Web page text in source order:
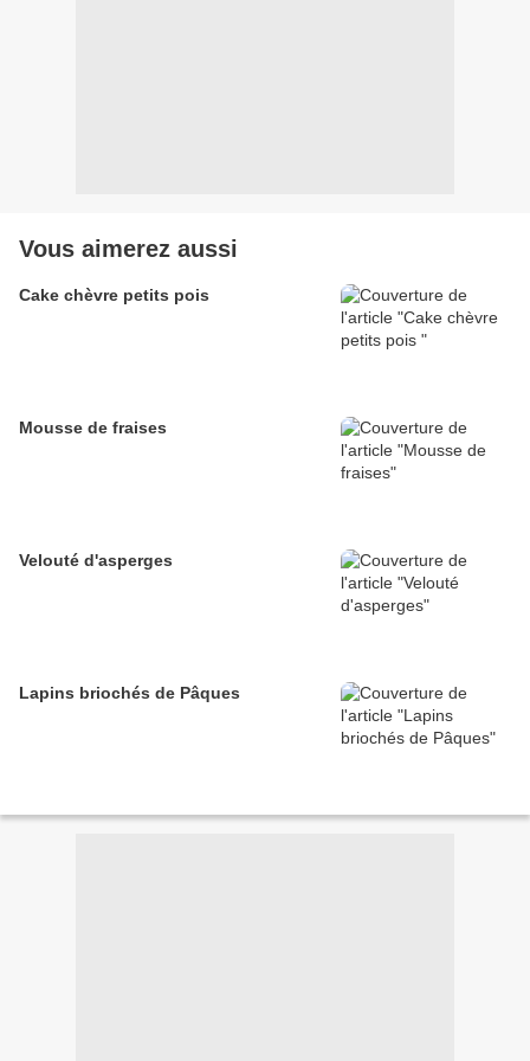
Vous aimerez aussi
Cake chèvre petits pois
Mousse de fraises
Velouté d'asperges
Lapins briochés de Pâques